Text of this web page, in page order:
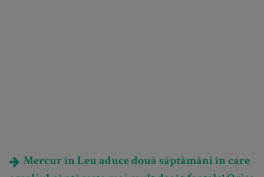
Mercur în Leu aduce două săptămâni în care